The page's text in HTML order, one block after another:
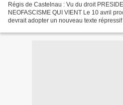
Régis de Castelnau : Vu du droit
NEOFASCISME QUI VIENT Le 10 avril
devrait adopter un nouveau texte